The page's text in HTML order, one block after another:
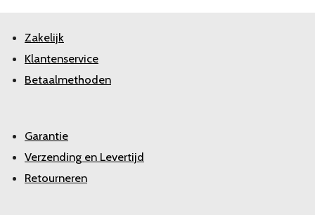
Zakelijk
Klantenservice
Betaalmethoden
Garantie
Verzending en Levertijd
Retourneren